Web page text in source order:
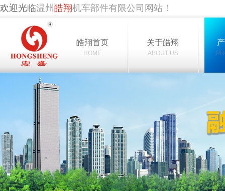
欢迎光临温州 皓翔机车部件有限公司网站！
皓翔首页
HOME
关于皓翔
ABOUT US